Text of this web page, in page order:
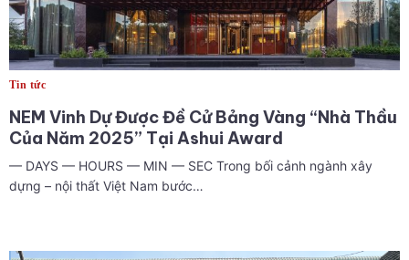
Tin tức
NEM Vinh Dự Được Đề Cử Bảng Vàng “Nhà Thầu
Của Năm 2025” Tại Ashui Award
— DAYS — HOURS — MIN — SEC Trong bối cảnh ngành xây
dựng – nội thất Việt Nam bước…